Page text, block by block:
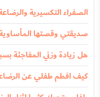
الصفراء التكسيرية
صديقتي وقصتها
هل زيادة وزني المفاجئة
كيف افطم طفلي عن